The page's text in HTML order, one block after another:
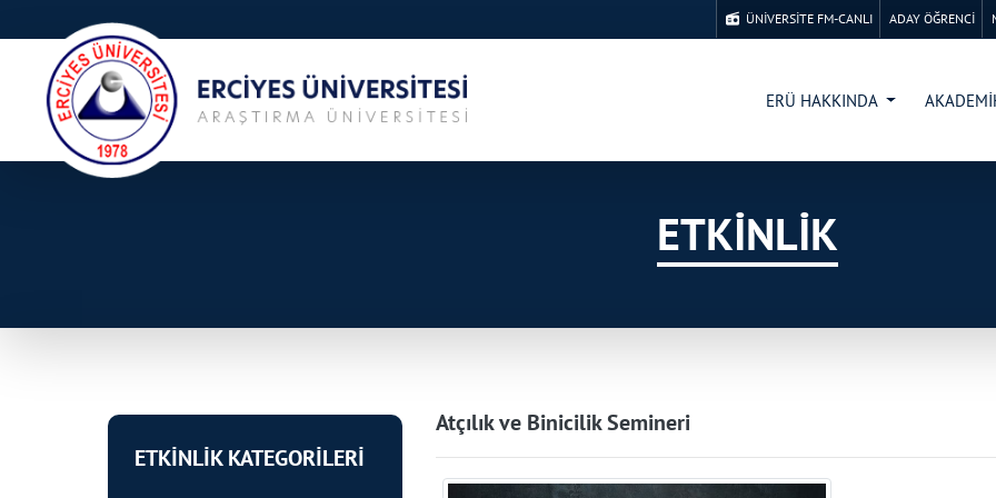
ÜNİVERSİTE FM-CANLI ADAY ÖĞRENCİ
ERÜ HAKKINDA
ETKİNLİK
ETKİNLİK KATEGORİLERİ
Atçılık ve Binicilik Semineri